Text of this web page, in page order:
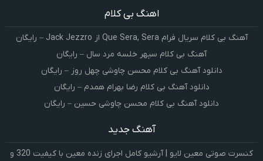
اهنگ بی کلام
آهنگ بی کلام سریال فرام Que Sera, Sera از Jack Jezzro – رایگان
آهنگ بی کلام سپهر خلسه مرد سال – رایگان
دانلود آهنگ بی کلام محسن چاوشی چهل روز – رایگان
دانلود آهنگ بی کلام رضا بهرام همدم – رایگان
دانلود آهنگ بی کلام محسن چاوشی حسین – رایگان
آهنگ جدید
کنسرت صوتی معین لایو | آرشیو کامل اجرای زنده معین با کیفیت 320 و